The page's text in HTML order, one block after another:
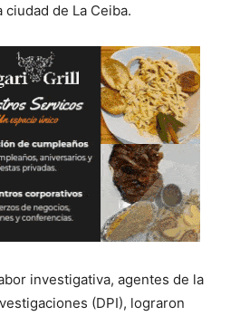
de La Ceiba.
investigativa, agentes de la
(DPI), lograron